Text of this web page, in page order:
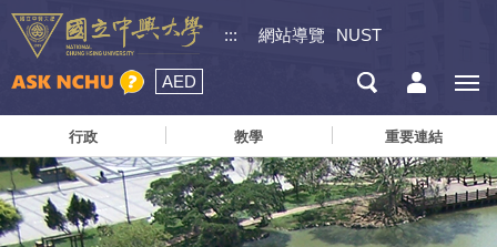
::: 網站導覽 NUST
AED
行政 教學 重要連結